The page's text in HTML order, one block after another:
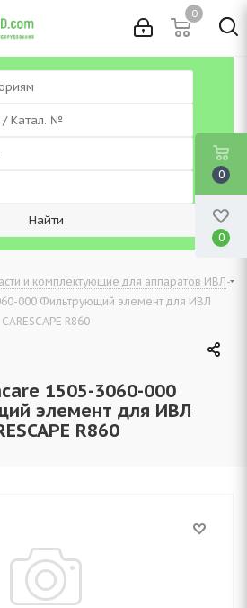
0
и комплектующие для аппаратов ИВЛ-
000 Фильтрующий элемент для ИВЛ
CARESCAPE R860
1505-3060-000
элемент для ИВЛ
R860
0
0